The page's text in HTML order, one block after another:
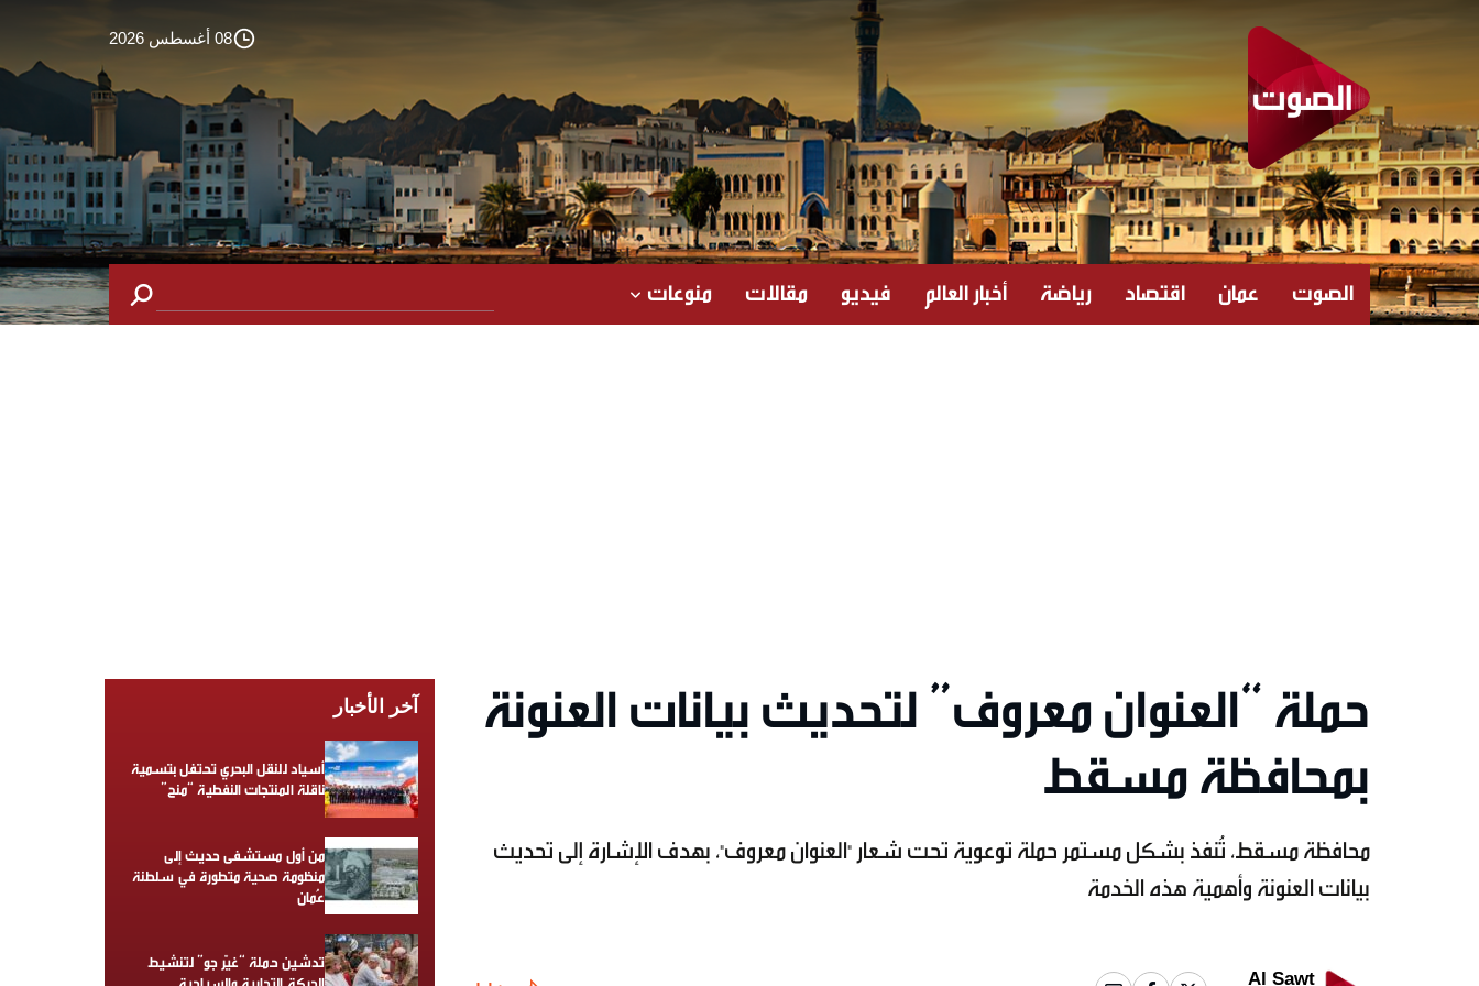
08 أغسطس 2026
الصوت عمان اقتصاد رياضة أخبار العالم فيديو مقالات منوعات
حملة “العنوان معروف” لتحديث بيانات العنونة
بمحافظة مسقط
محافظة مسقط، تُنفذ بشكل مستمر حملة توعوية تحت شعار "العنوان معروف"، بهدف الإشارة إلى تحديث
بيانات العنونة وأهمية هذه الخدمة
Al Sawt
آخر الأخبار
أسياد للنقل البحري تحتفل بتسمية
ناقلة المنتجات النفطية “منح”
من أول مستشفى حديث إلى
منظومة صحية متطورة في سلطنة
عُمان
تدشين حملة “غيّر جو” لتنشيط